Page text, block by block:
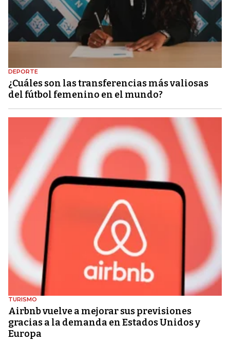
DEPORTE
¿Cuáles son las transferencias más valiosas
del fútbol femenino en el mundo?
TURISMO
Airbnb vuelve a mejorar sus previsiones
gracias a la demanda en Estados Unidos y
Europa